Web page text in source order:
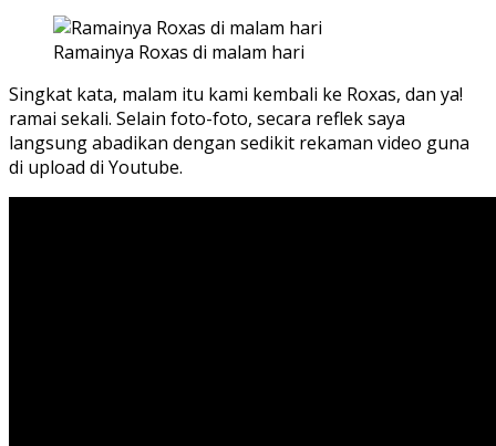
Ramainya Roxas di malam hari
Singkat kata, malam itu kami kembali ke Roxas, dan ya!
ramai sekali. Selain foto-foto, secara reflek saya
langsung abadikan dengan sedikit rekaman video guna
di upload di Youtube.